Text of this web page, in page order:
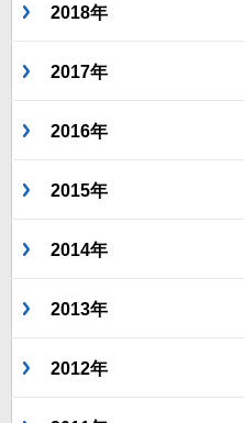
2018年
2017年
2016年
2015年
2014年
2013年
2012年